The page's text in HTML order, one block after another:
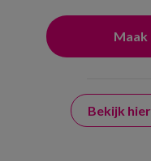
Bekijk